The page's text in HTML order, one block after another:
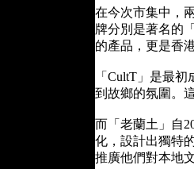
在今次市集中，
牌分別是著名的
的產品，更是香
「CultT」是最
到故鄉的氛圍。
而「老蘭土」自
化，設計出獨特
推廣他們對本地